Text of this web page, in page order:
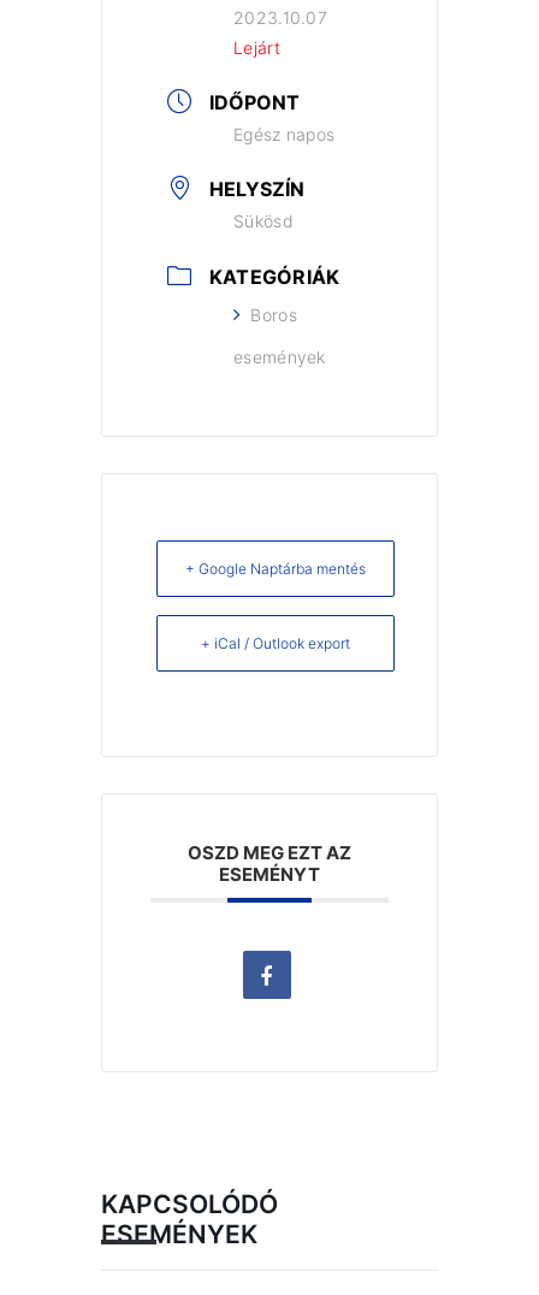
2023.10.07
Lejárt
IDŐPONT
Egész napos
HELYSZÍN
Sükösd
KATEGÓRIÁK
Boros
események
+ Google Naptárba mentés
+ iCal / Outlook export
OSZD MEG EZT AZ
ESEMÉNYT
KAPCSOLÓDÓ
ESEMÉNYEK